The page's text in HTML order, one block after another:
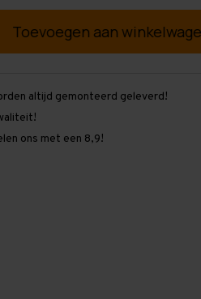
altijd gemonteerd geleverd!
ons met een 8,9!